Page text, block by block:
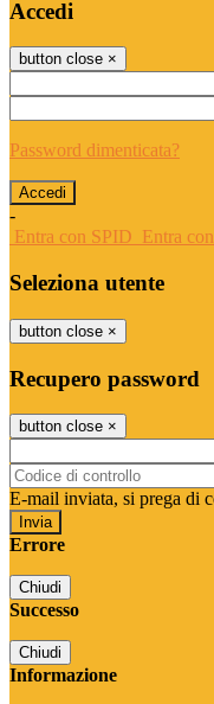
Accedi
button close ×
Password dimenticata?
-
Entra con SPID Entra
Seleziona utente
button close ×
Recupero password
button close ×
E-mail inviata, si prega di
Errore
Chiudi
Successo
Chiudi
Informazione